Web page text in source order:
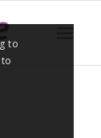
to